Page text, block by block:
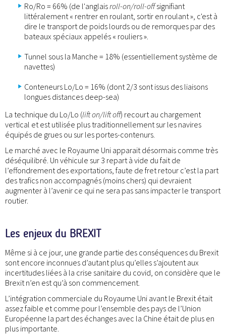
Ro/Ro = 66% (de l'anglais roll-on/roll-offsignifiant
littéralement « rentrer en roulant, sortir en roulant », c'est à
dire le transport de poids lourds ou de remorques par des
bateaux spéciaux appelés « rouliers ».
Tunnel sous la Manche = 18% (essentiellement système de
navettes)
Conteneurs Lo/Lo = 16% (dont 2/3 sont issus des liaisons
longues distances deep-sea)
La technique du Lo/Lo (lift on/lift off) recourt au chargement
vertical et est utilisée plus traditionnellement sur les navires
équipés de grues ou sur les portes-contenurs.
Le marché avec le Royaume Uni apparait désormais comme très
déséquilibré. Un véhicule sur 3 repart à vide du fait de
l’effondrement des exportations, faute de fret retour c’est la part
des trafics non accompagnés (moins chers) qui devraient
augmenter à l’avenir ce qui ne sera pas sans impacter le transport
routier.
Les enjeux du BREXIT
Même si à ce jour, une grande partie des conséquences du Brexit
sont encore inconnues d’autant plus qu’elles s’ajoutent aux
incertitudes liées à la crise sanitaire du covid, on considère que le
Brexit n’en est qu’à son commencement.
L’intégration commerciale du Royaume Uni avant le Brexit était
assez faible et comme pour l’ensemble des pays de l’Union
Européenne la part des échanges avec la Chine était de plus en
plus importante.